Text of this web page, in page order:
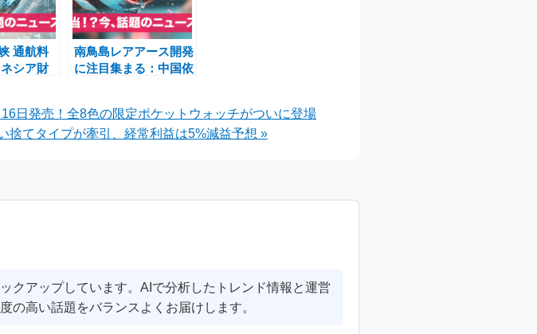
通航料
シア財
ーシア
ズ海峡
南鳥島レアアース開発
に注目集まる：中国依
日発売！全8色の限定ポケットウォッチがついに登場
捨てタイプが牽引、経常利益は5%減益予想 »
クアップしています。AIで分析したトレンド情報と運営
の高い話題をバランスよくお届けします。